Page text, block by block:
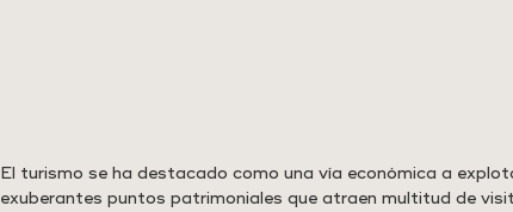
El turismo se ha destacado como una vía económica a
exuberantes puntos patrimoniales que atraen multitud de